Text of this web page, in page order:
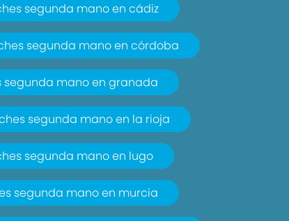
segunda mano en cádiz
segunda mano en córdoba
segunda mano en granada
segunda mano en la rioja
segunda mano en lugo
segunda mano en murcia